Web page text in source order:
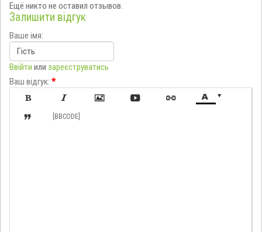
Ещё никто не оставил отзывов.
Залишити відгук
Ваше імя:
Ввійти или зареєструватись
Ваш відгук: *

     
 [BBCODE]